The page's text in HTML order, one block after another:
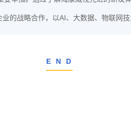
的战略合作，以AI、大数据、物联网
E N D